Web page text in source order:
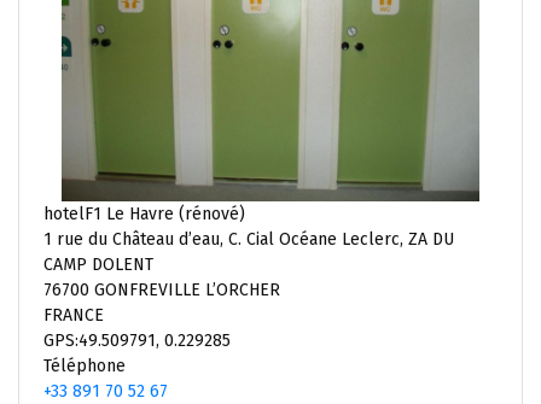
hotelF1 Le Havre (rénové)
1 rue du Château d’eau, C. Cial Océane Leclerc, ZA DU
CAMP DOLENT
76700 GONFREVILLE L’ORCHER
FRANCE
GPS:49.509791, 0.229285
Téléphone
+33 891 70 52 67